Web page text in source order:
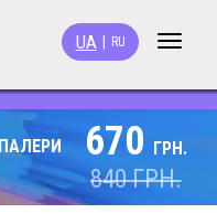
Toggle
UA RU
670 ГРН.
840ГРН.